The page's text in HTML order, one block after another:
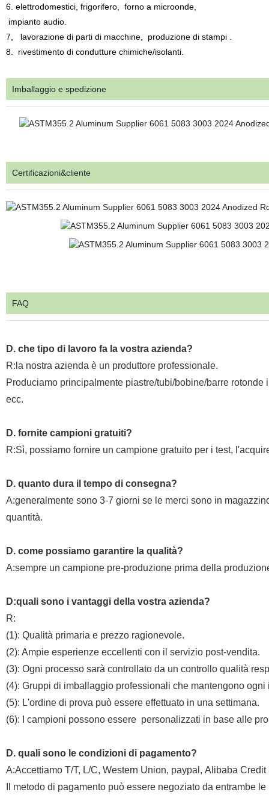
6. elettrodomestici, frigorifero, forno a microonde,
impianto audio.
7, lavorazione di parti di macchine, produzione di stampi .
8. rivestimento di condutture chimiche/isolanti.
Imballaggio e spedizione
Certificazioni&cliente
FAQ
D. che tipo di lavoro fa la vostra azienda?
R: la nostra azienda è un produttore professionale.
Produciamo principalmente piastre/tubi/bobine/barre
ecc.
D. fornite campioni gratuiti?
R:Sì, possiamo fornire un campione gratuito per i test,
D. quanto dura il tempo di consegna?
A:generalmente sono 3-7 giorni se le merci sono in
quantità.
D. come possiamo garantire la qualità?
A:sempre un campione pre-produzione prima della
D:quali sono i vantaggi della vostra azienda?
R:
(1): Qualità primaria e prezzo ragionevole.
(2): Ampie esperienze eccellenti con il servizio post-vendita.
(3): Ogni processo sarà controllato da un controllo qualità
(4): Gruppi di imballaggio professionali che mantengono
(5): L'ordine di prova può essere effettuato in una settimana.
(6): I campioni possono essere personalizzati in base alle
D. quali sono le condizioni di pagamento?
A:Accettiamo T/T, L/C, Western Union, paypal, Alibaba Credit
Il metodo di pagamento può essere negoziato da entrambe